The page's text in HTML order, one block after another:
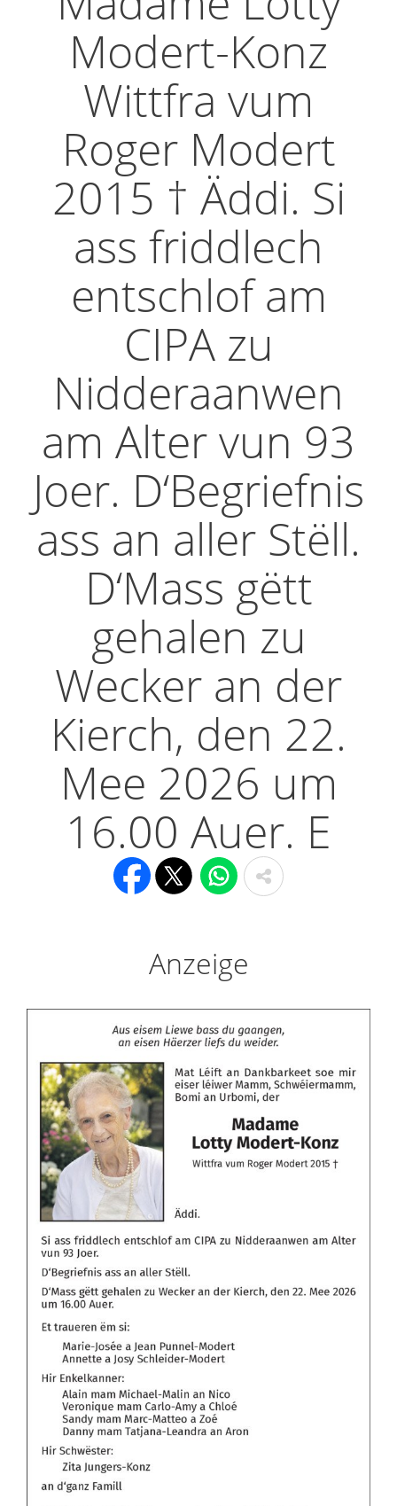
Modert-Konz
Wittfra vum
Roger Modert
2015 † Äddi. Si
ass friddlech
entschlof am
CIPA zu
Nidderaanwen
am Alter vun 93
Joer. D‘Begriefnis
ass an aller Stëll.
D‘Mass gëtt
gehalen zu
Wecker an der
Kierch, den 22.
Mee 2026 um
16.00 Auer. E
Anzeige